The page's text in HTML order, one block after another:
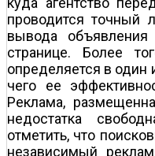
проводится точный
вывода
странице. Более
определяется в один
чего ее
Реклама,
недостатка
отметить, что
независимый